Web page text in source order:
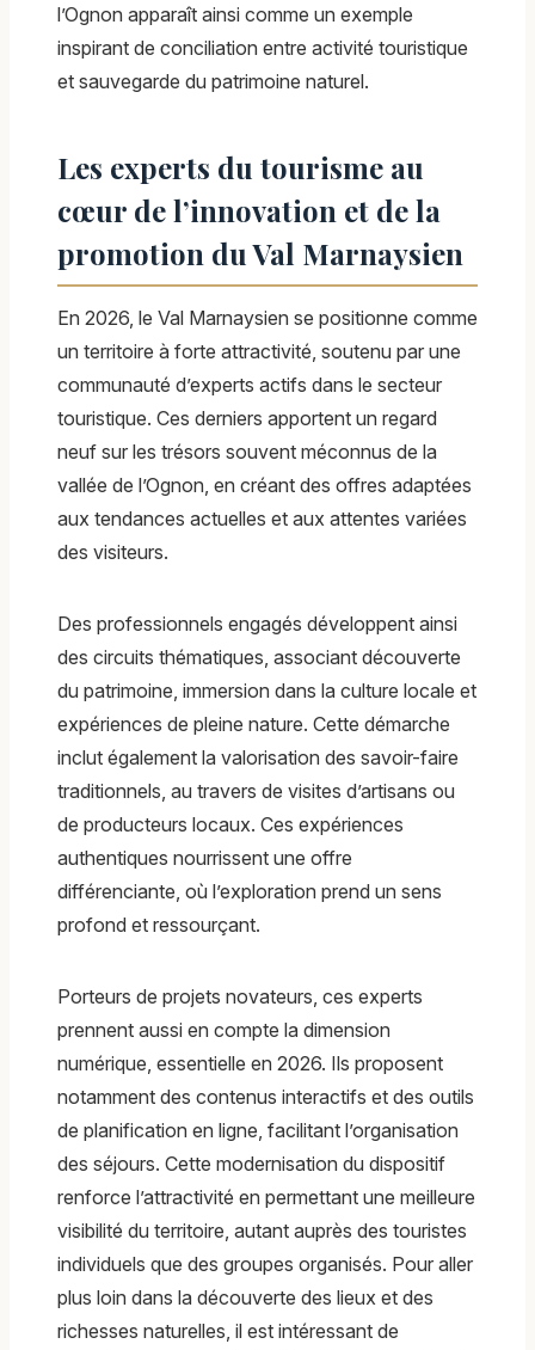
l’Ognon apparaît ainsi comme un exemple
inspirant de conciliation entre activité touristique
et sauvegarde du patrimoine naturel.
Les experts du tourisme au
cœur de l’innovation et de la
promotion du Val Marnaysien
En 2026, le Val Marnaysien se positionne comme
un territoire à forte attractivité, soutenu par une
communauté d’experts actifs dans le secteur
touristique. Ces derniers apportent un regard
neuf sur les trésors souvent méconnus de la
vallée de l’Ognon, en créant des offres adaptées
aux tendances actuelles et aux attentes variées
des visiteurs.
Des professionnels engagés développent ainsi
des circuits thématiques, associant découverte
du patrimoine, immersion dans la culture locale et
expériences de pleine nature. Cette démarche
inclut également la valorisation des savoir-faire
traditionnels, au travers de visites d’artisans ou
de producteurs locaux. Ces expériences
authentiques nourrissent une offre
différenciante, où l’exploration prend un sens
profond et ressourçant.
Porteurs de projets novateurs, ces experts
prennent aussi en compte la dimension
numérique, essentielle en 2026. Ils proposent
notamment des contenus interactifs et des outils
de planification en ligne, facilitant l’organisation
des séjours. Cette modernisation du dispositif
renforce l’attractivité en permettant une meilleure
visibilité du territoire, autant auprès des touristes
individuels que des groupes organisés. Pour aller
plus loin dans la découverte des lieux et des
richesses naturelles, il est intéressant de